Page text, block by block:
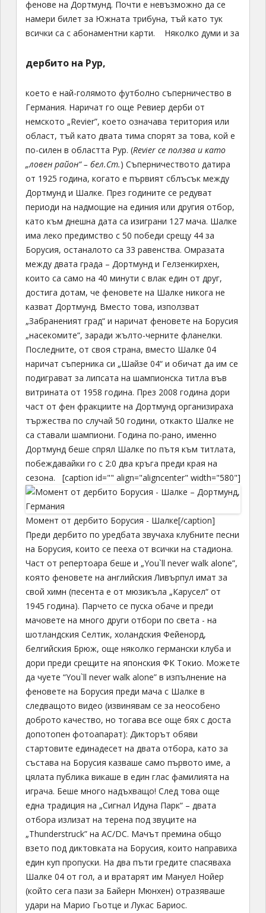
фенове на Дортмунд. Почти е невъзможно да се
намери билет за Южната трибуна, тъй като тук
всички са с абонаментни карти.
Няколко думи и за
дербито на Рур,
което е най-голямото футболно съперничество в
Германия. Наричат го още Ревиер дерби от
немското „Revier”, което означава територия или
област, тъй като двата тима спорят за това, кой е
по-силен в областта Рур. (Revier се ползва и като
„ловен район“ – бел.Ст.) Съперничеството датира
от 1925 година, когато е първият сблъсък между
Дортмунд и Шалке. През годините се редуват
периоди на надмощие на единия или другия отбор,
като към днешна дата са изиграни 127 мача. Шалке
има леко предимство с 50 победи срещу 44 за
Борусия, останалото са 33 равенства. Омразата
между двата града – Дортмунд и Гелзенкирхен,
които са само на 40 минути с влак един от друг,
достига дотам, че феновете на Шалке никога не
казват Дортмунд. Вместо това, използват
„Забраненият град“ и наричат феновете на Борусия
„насекомите“, заради жълто-черните фланелки.
Последните, от своя страна, вместо Шалке 04
наричат съперника си „Шайзе 04“ и обичат да им се
подиграват за липсата на шампионска титла във
витрината от 1958 година. През 2008 година дори
част от фен фракциите на Дортмунд организираха
тържества по случай 50 години, откакто Шалке не
са ставали шампиони. Година по-рано, именно
Дортмунд беше спрял Шалке по пътя към титлата,
побеждавайки го с 2:0 два кръга преди края на
сезона.
[caption id="" align="aligncenter" width="580"]
Момент от дербито Борусия - Шалке[/caption]
Преди дербито по уредбата звучаха клубните песни
на Борусия, които се пееха от всички на стадиона.
Част от репертоара беше и „You`ll never walk alone”,
която феновете на английския Ливърпул имат за
свой химн (песента е от мюзикъла „Карусел“ от
1945 година). Парчето се пуска обаче и преди
мачовете на много други отбори по света - на
шотландския Селтик, холандския Фейенорд,
белгийския Брюж, още няколко германски клуба и
дори преди срещите на японския ФК Токио. Можете
да чуете “You`ll never walk alone” в изпълнение на
феновете на Борусия преди мача с Шалке в
следващото видео (извинявам се за неособено
доброто качество, но тогава все още бях с доста
допотопен фотоапарат): Дикторът обяви
стартовите единадесет на двата отбора, като за
състава на Борусия казваше само първото име, а
цялата публика викаше в един глас фамилията на
играча. Беше много надъхващо! След това още
една традиция на „Сигнал Идуна Парк“ – двата
отбора излизат на терена под звуците на
„Thunderstruck” на AC/DC. Мачът премина общо
взето под диктовката на Борусия, които направиха
един куп пропуски. На два пъти гредите спасяваха
Шалке 04 от гол, а и вратарят им Мануел Нойер
(който сега пази за Байерн Мюнхен) отразяваше
удари на Марио Гьотце и Лукас Бариос.